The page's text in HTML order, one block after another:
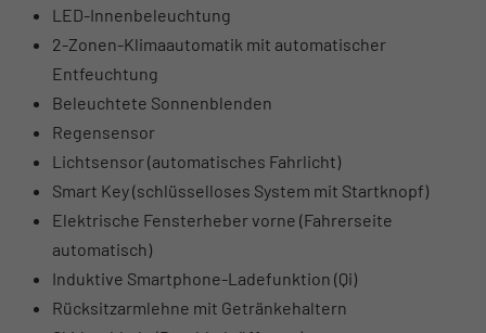
LED-Innenbeleuchtung
2-Zonen-Klimaautomatik mit automatischer
Entfeuchtung
Beleuchtete Sonnenblenden
Regensensor
Lichtsensor (automatisches Fahrlicht)
Smart Key (schlüsselloses System mit Startknopf)
Elektrische Fensterheber vorne (Fahrerseite
automatisch)
Induktive Smartphone-Ladefunktion (Qi)
Rücksitzarmlehne mit Getränkehaltern